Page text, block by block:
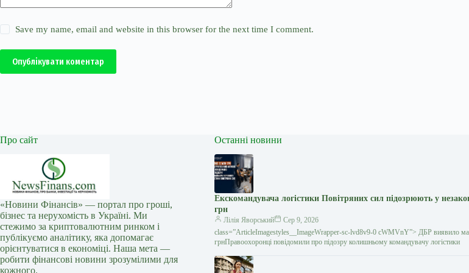
Save my name, email and website in this browser for the next time I comment.
Опублікувати коментар
Про сайт
«Новини Фінансів» — портал про гроші,
бізнес та нерухомість в Україні. Ми
стежимо за криптовалютним ринком і
публікуємо аналітику, яка допомагає
орієнтуватися в економіці. Наша мета —
робити фінансові новини зрозумілими для
кожного.
Останні новини
Екскомандувача логістики Повітряних сил підозрюють у
грн
Лілія Яворський
Сер 9, 2026
class=”ArticleImagestyles__ImageWrapper-sc-lvd8v9-0 cWMVnY”> ДБР виявило
грнПравоохоронці повідомили про підозру колишньому командувачу логістики